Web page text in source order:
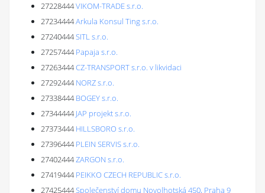
27228444VIKOM-TRADE s.r.o.
27234444Arkula Konsul Ting s.r.o.
27240444SITL s.r.o.
27257444 Papaja s.r.o.
27263444CZ-TRANSPORT s.r.o. v likvidaci
27292444 NORZ s.r.o.
27338444 BOGEY s.r.o.
27344444 JAP projekt s.r.o.
27373444 HILLSBORO s.r.o.
27396444 PLEIN SERVIS s.r.o.
27402444ZARGON s.r.o.
27419444 PEIKKO CZECH REPUBLIC s.r.o.
27425444Společenství domu Novolhotská 450, Praha 9